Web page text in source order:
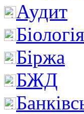
Аудит
Біологія
Біржа
БЖД